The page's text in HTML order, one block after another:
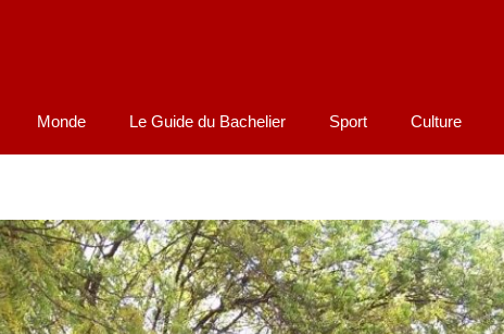
Monde Le Guide du Bachelier Sport Culture